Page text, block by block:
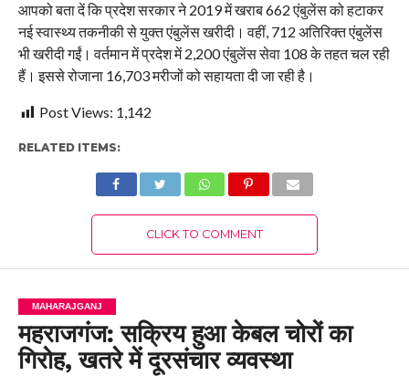
आपको बता दें कि प्रदेश सरकार ने 2019 में खराब 662 एंबुलेंस को हटाकर
नई स्वास्थ्य तकनीकी से युक्त एंबुलेंस खरीदी। वहीं, 712 अतिरिक्त एंबुलेंस
भी खरीदी गईं। वर्तमान में प्रदेश में 2,200 एंबुलेंस सेवा 108 के तहत चल रही
हैं। इससे रोजाना 16,703 मरीजों को सहायता दी जा रही है।
Post Views: 1,142
RELATED ITEMS:
CLICK TO COMMENT
MAHARAJGANJ
महराजगंज: सक्रिय हुआ केबल चोरों का
गिरोह, खतरे में दूरसंचार व्यवस्था